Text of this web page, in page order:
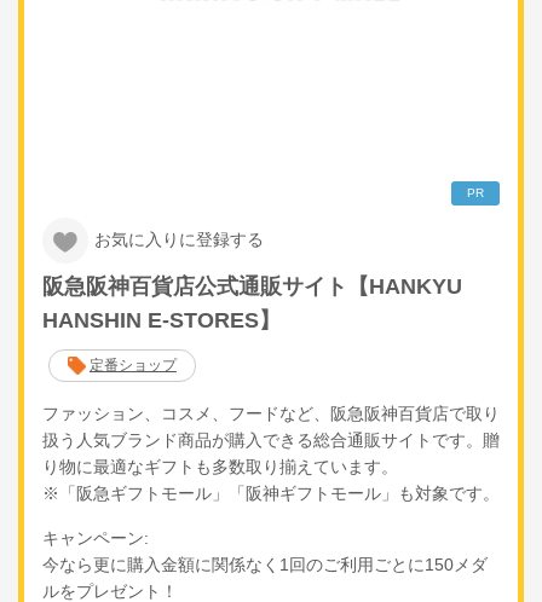
PR
お気に入りに登録する
阪急阪神百貨店公式通販サイト【HANKYU
HANSHIN E-STORES】
定番ショップ
ファッション、コスメ、フードなど、阪急阪神百貨店で取り
扱う人気ブランド商品が購入できる総合通販サイトです。贈
り物に最適なギフトも多数取り揃えています。
※「阪急ギフトモール」「阪神ギフトモール」も対象です。
キャンペーン:
今なら更に購入金額に関係なく1回のご利用ごとに150メダ
ルをプレゼント！